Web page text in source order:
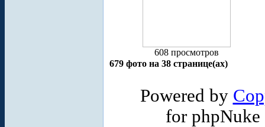
608 просмотров
679 фото на 38 странице(ах)
Powered by
for